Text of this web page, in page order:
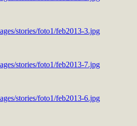
stories/foto1/feb2013-3.jpg
stories/foto1/feb2013-7.jpg
stories/foto1/feb2013-6.jpg